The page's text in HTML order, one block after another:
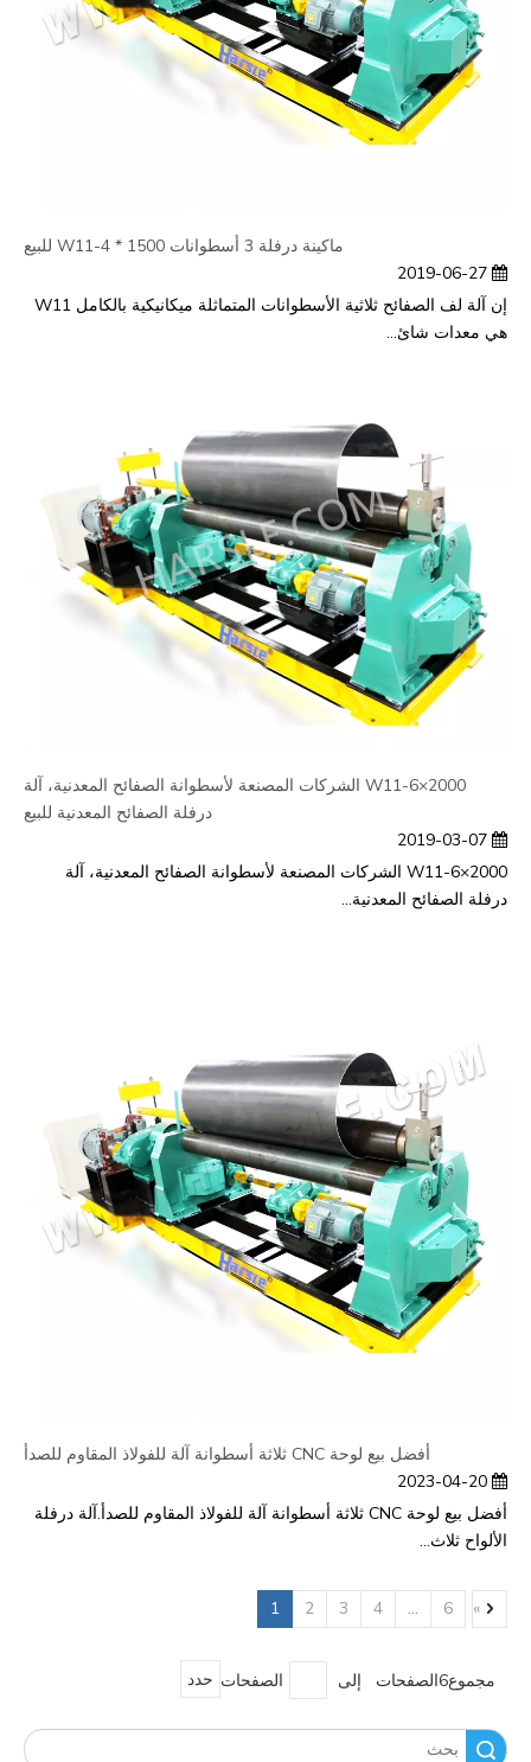
ماكينة درفلة 3 أسطوانات W11-4 * 1500 للبيع
إن آلة لف الصفائح ثلاثية الأسطوانات المتماثلة ميكانيكية بالكامل W11
هي معدات شائ...
W11-6×2000 الشركات المصنعة لأسطوانة الصفائح المعدنية، آلة
درفلة الصفائح المعدنية للبيع
W11-6×2000 الشركات المصنعة لأسطوانة الصفائح المعدنية، آلة
درفلة الصفائح المعدنية...
أفضل بيع لوحة CNC ثلاثة أسطوانة آلة للفولاذ المقاوم للصدأ
أفضل بيع لوحة CNC ثلاثة أسطوانة آلة للفولاذ المقاوم للصدأ.آلة درفلة
الألواح ثلاث...
1 2 3 4 ... 6 »
مجموع6الصفحات إلى الصفحات حدد